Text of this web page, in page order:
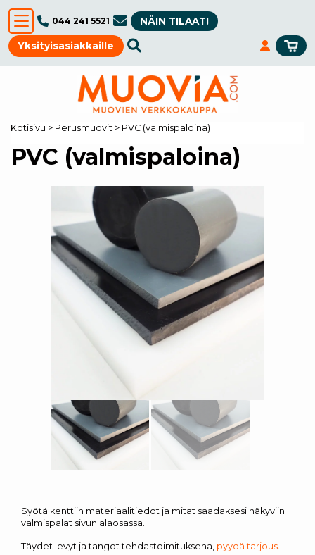
044 241 5521 NÄIN TILAAT!
Yksityisasiakkaille
Kotisivu > Perusmuovit > PVC (valmispaloina)
PVC (valmispaloina)
Syötä kenttiin materiaalitiedot ja mitat saadaksesi näkyviin
valmispalat sivun alaosassa.
Täydet levyt ja tangot tehdastoimituksena, pyydä tarjous.